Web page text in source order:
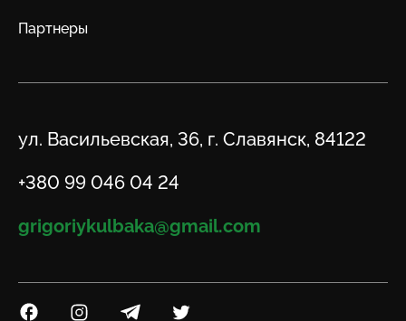
Партнеры
Адрес
ул. Васильевская, 36, г. Славянск, 84122
Телефон
+380 99 046 04 24
Email
grigoriykulbaka@gmail.com
Посилання на Facebook
Посилання на Instagram
Посилання на Telegram
Посилання на Twitter